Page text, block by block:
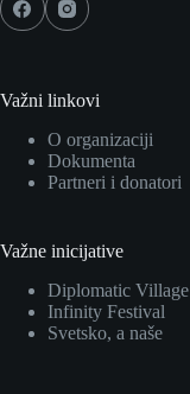
Važni linkovi
O organizaciji
Dokumenta
Partneri i donatori
Važne inicijative
Diplomatic Village
Infinity Festival
Svetsko, a naše